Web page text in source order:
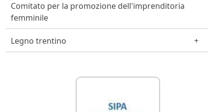
Comitato per la promozione dell'imprenditoria
femminile
Legno trentino